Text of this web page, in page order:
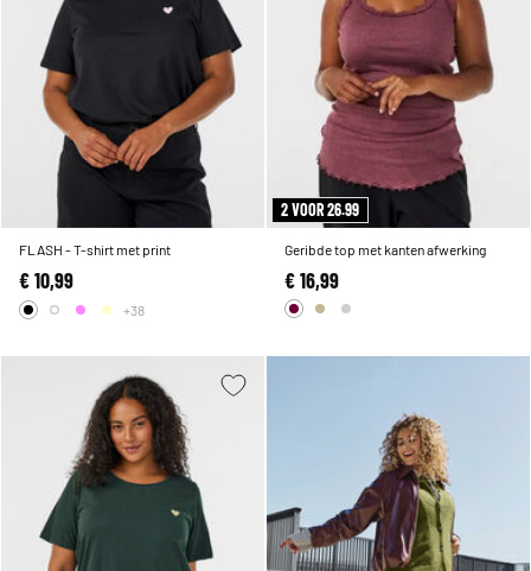
FLASH - T-shirt met print
€ 10,99
+38
2 VOOR 26.99
Geribde top met kanten afwerking
€ 16,99